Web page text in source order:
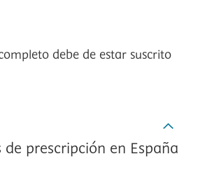
debe de estar suscrito
de prescripción en España